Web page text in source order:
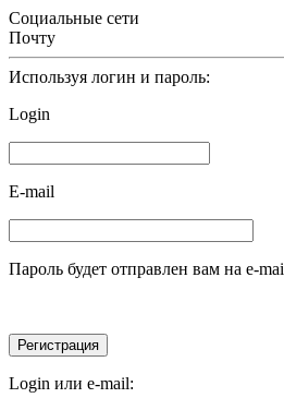
Социальные сети
Почту
Используя логин и пароль:
Login
E-mail
Пароль будет отправлен вам на e-
Login или e-mail: